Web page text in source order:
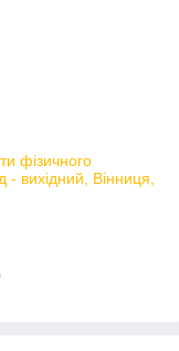
фізичного
вихідний, Вінниця,